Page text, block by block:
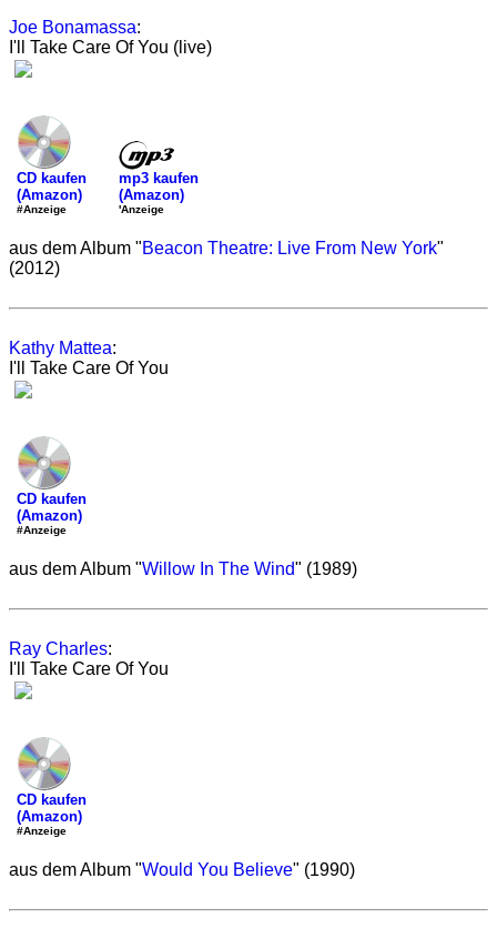
Joe Bonamassa:
I'll Take Care Of You (live)
CD kaufen
(Amazon)
#Anzeige
mp3 kaufen
(Amazon)
'Anzeige
aus dem Album "Beacon Theatre: Live From New York"
(2012)
Kathy Mattea:
I'll Take Care Of You
CD kaufen
(Amazon)
#Anzeige
aus dem Album "Willow In The Wind" (1989)
Ray Charles:
I'll Take Care Of You
CD kaufen
(Amazon)
#Anzeige
aus dem Album "Would You Believe" (1990)